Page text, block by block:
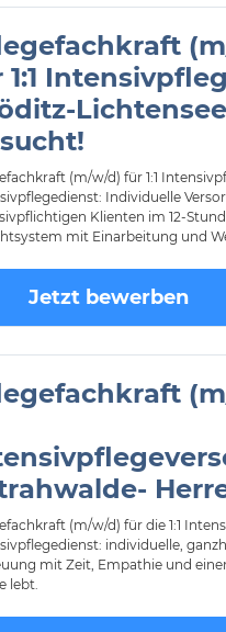
1:1
Lichtensee
(m/w/d) für 1:1
Individuelle
Klienten im 12-
mit Einarbeitung und
Jetzt bewerben
(m/w/d) für die 1:1
individuelle,
mit Zeit, Empathie und
lebt.